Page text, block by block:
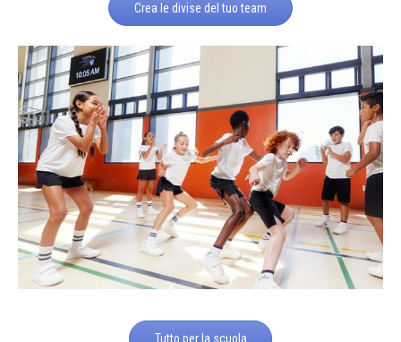
Crea le divise del tuo team
Tutto per la scuola